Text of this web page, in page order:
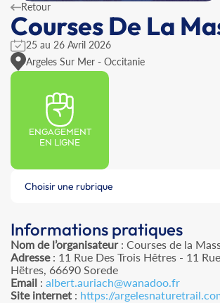
Retour
Courses De La
25 au 26 Avril 2026
Argeles Sur Mer - Occitanie
ENGAGEMENT
EN LIGNE
Choisir une rubrique
Informations pratiques
Nom de l’organisateur: Courses de la
Adresse: 11 Rue Des Trois Hêtres - 11
Hëtres, 66690 Sorede
Email : albert.auriach@wanadoo.fr
Site internet : https://